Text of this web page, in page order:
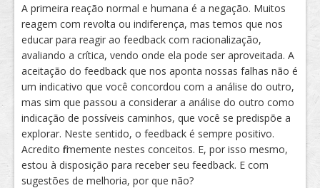
A primeira reação normal e humana é a negação. Muitos
reagem com revolta ou indiferença, mas temos que nos
educar para reagir ao feedback com racionalização,
avaliando a crítica, vendo onde ela pode ser aproveitada. A
aceitação do feedback que nos aponta nossas falhas não é
um indicativo que você concordou com a análise do outro,
mas sim que passou a considerar a análise do outro como
indicação de possíveis caminhos, que você se predispõe a
explorar. Neste sentido, o feedback é sempre positivo.
Acredito firmemente nestes conceitos. E, por isso mesmo,
estou à disposição para receber seu feedback. E com
sugestões de melhoria, por que não?